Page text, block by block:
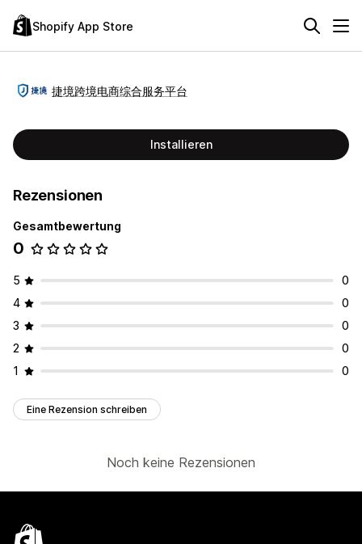
Shopify App Store
捷境跨境电商综合服务平台
Installieren
Rezensionen
Gesamtbewertung
0
5
0
4
0
3
0
2
0
1
0
Eine Rezension schreiben
Noch keine Rezensionen